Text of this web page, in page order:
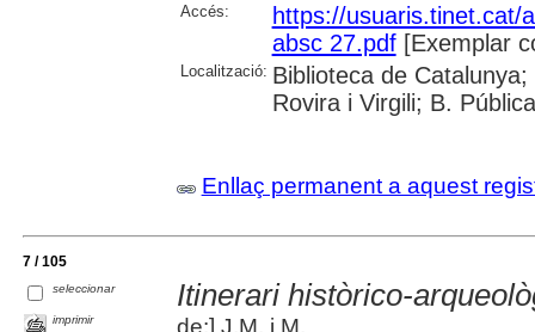
Accés:
https://usuaris.tinet.cat/
absc 27.pdf[Exemplar
Localització: Biblioteca de
Rovira i Virgili; B.
Enllaç permanent a aquest
7 / 105
seleccionar
imprimir
Itinerari històrico-
de:] J.M. i M.